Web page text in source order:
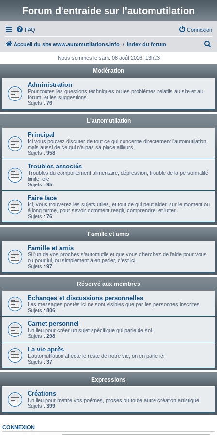
Forum d'entraide sur l'automutilation
FAQ Connexion
Accueil du site www.automutilations.info Index du forum
h
c
Nous sommes le sam. 08 août 2026, 13h23
Modération
Administration
Pour toutes les questions techniques ou les problèmes relatifs au site et au
forum, et les suggestions.
Sujets : 76
L'automutilation
Principal
Ici vous pouvez discuter de tout ce qui concerne directement l'automutilation,
mais aussi de ce qui n'a pas sa place ailleurs.
Sujets : 958
Troubles associés
Troubles du comportement alimentaire, dépression, trouble de la personnalité
limite, etc.
Sujets : 95
Faire face
Ici, vous trouverez les sujets utiles, et tout ce qui peut aider, sur le moment ou
à long terme, pour savoir comment reagir, comprendre, et lutter.
Sujets : 76
Famille et amis
Famille et amis
Si l'un de vos proches s'automutile et que vous cherchez de l'aide pour vous
ou pour lui, ou simplement à en parler, c'est ici.
Sujets : 97
Réservé aux membres
Echanges et discussions personnelles
Les messages postés ici ne sont visibles que par les personnes inscrites.
Sujets : 806
Carnet personnel
Un lieu pour créer un sujet spécifique qui parle de soi.
Sujets : 298
La vie après
L'automutilation affecte le reste de notre vie, on en parle ici.
Sujets : 37
Expressions
Créations
Un lieu pour mettre vos poèmes, proses ou toute autre création artistique.
Sujets : 399
CONNEXION